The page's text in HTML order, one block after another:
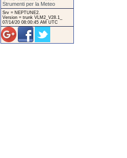
Strumenti per la Meteo
Srv = NEPTUNE2.
Version = trunk VLM2_V28.1_
07/14/20 08:00:45 AM UTC